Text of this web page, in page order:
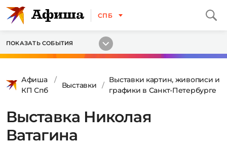
СПБ
ПОКАЗАТЬ СОБЫТИЯ
Афиша
КП Спб
Выставки
Выставки картин, живописи и
графики в Санкт-Петербурге
Выставка Николая
Ватагина